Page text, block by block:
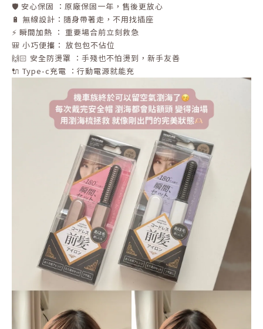
🛡️ 安心保固 ：原廠保固一年，售後更放心
🔋 無線設計：隨身帶著走，不用找插座
⚡ 瞬間加熱 ： 重要場合前立刻救急
🎒 小巧便攜： 放包包不佔位
🙌🏻 安全防燙罩 ：手殘也不怕燙到，新手友善
🔌 Type-c充電 ：行動電源就能充